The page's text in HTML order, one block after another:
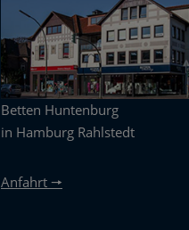
Betten Huntenburg
in Hamburg Rahlstedt
Anfahrt 🠖